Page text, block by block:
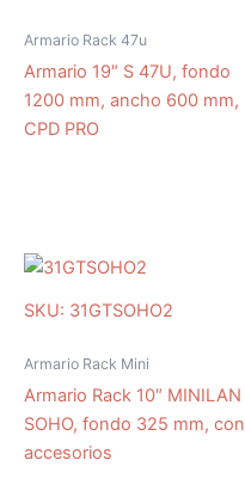
Armario Rack 47u
Armario 19″ S 47U, fondo
1200 mm, ancho 600 mm,
CPD PRO
SKU: 31GTSOHO2
Armario Rack Mini
Armario Rack 10″ MINILAN
SOHO, fondo 325 mm, con
accesorios